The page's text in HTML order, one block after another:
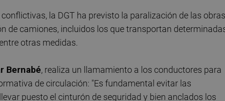
la DGT ha previsto la paralización de las obras
de camiones, incluidos los que transportan
otras medidas.
Bernabé, realiza un llamamiento a los conductores para
de circulación: "Es fundamental evitar las
puesto el cinturón de seguridad y bien anclados los